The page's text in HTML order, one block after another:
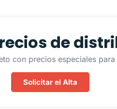
de
con precios especiales
Solicitar el Alta